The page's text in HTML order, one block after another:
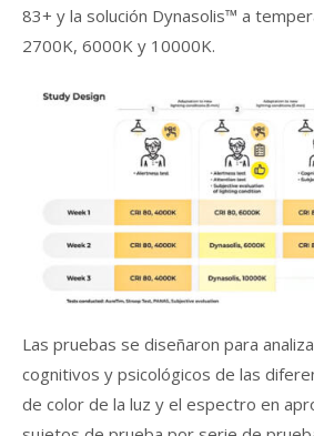
83+ y la solución Dynasolis™ a
2700K, 6000K y 10000K.
Las pruebas se diseñaron para
cognitivos y psicológicos de las
de color de la luz y el espectro en